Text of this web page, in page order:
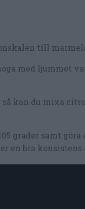
till
med ljummet
kan du mixa
grader samt göra
en bra konsistens